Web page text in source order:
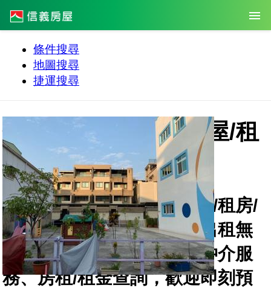
條件搜尋
地圖搜尋
捷運搜尋
信義房屋租屋網 | 租屋/租
房/出租 | 租房子物件
信義房屋租屋網，提供租屋/租房/
出租物件查詢，快速租屋/出租無
負擔！完整房屋出租/承租仲介服
務、房租/租金查詢，歡迎即刻預